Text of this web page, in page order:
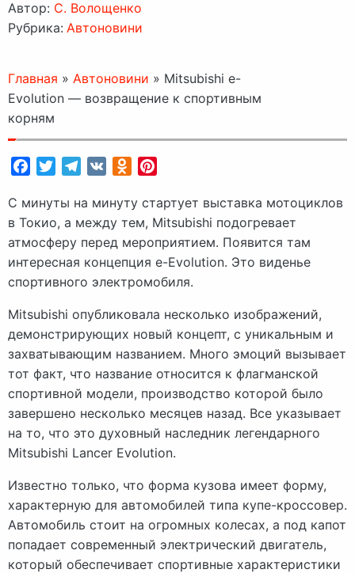
Автор: C. Волощенко
Рубрика: Автоновини
Главная » Автоновини » Mitsubishi e-
Evolution — возвращение к спортивным
корням
FacebookTwitterTelegram
VK Odnoklassniki
С минуты на минуту стартует выставка мотоциклов
в Токио, а между тем, Mitsubishi подогревает
атмосферу перед мероприятием. Появится там
интересная концепция e-Evolution. Это виденье
спортивного электромобиля.
Mitsubishi опубликовала несколько изображений,
демонстрирующих новый концепт, с уникальным и
захватывающим названием. Много эмоций вызывает
тот факт, что название относится к флагманской
спортивной модели, производство которой было
завершено несколько месяцев назад. Все указывает
на то, что это духовный наследник легендарного
Mitsubishi Lancer Evolution.
Известно только, что форма кузова имеет форму,
характерную для автомобилей типа купе-кроссовер.
Автомобиль стоит на огромных колесах, а под капот
попадает современный электрический двигатель,
который обеспечивает спортивные характеристики